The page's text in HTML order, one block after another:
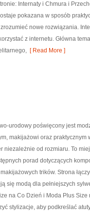
Internaty i Chmura i
pokazana w sposób
nowe rozwiązania.
z internetu. Główna
[ Read More ]
urodowy poświęcony jest
makijażowi oraz
niezależnie od rozmiaru. To
porad dotyczących
trików. Strona
się modą dla pełniejszych
na Co Dzień i Moda Plus
stylizacje, aby podkreślać